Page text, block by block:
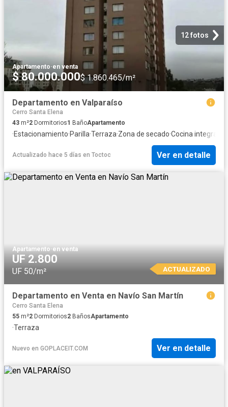
12 fotos
Apartamento·en venta
$ 80.000.000$ 1.860.465/m²
Departamento en Valparaíso
Cerro Santa Elena
43 m²2 Dormitorios1 BañoApartamento
·Estacionamiento·Parilla·Terraza·Zona de secado·Cocina integral
Actualizado hace 5 días en Toctoc Ver en detalle
Apartamento·en venta
UF 2.800
UF 50/m² ACTUALIZADO
Departamento en Venta en Navío San Martín
Cerro Santa Elena
55 m²2 Dormitorios2 BañosApartamento
·Terraza
Nuevo en GOPLACEIT.COM Ver en detalle